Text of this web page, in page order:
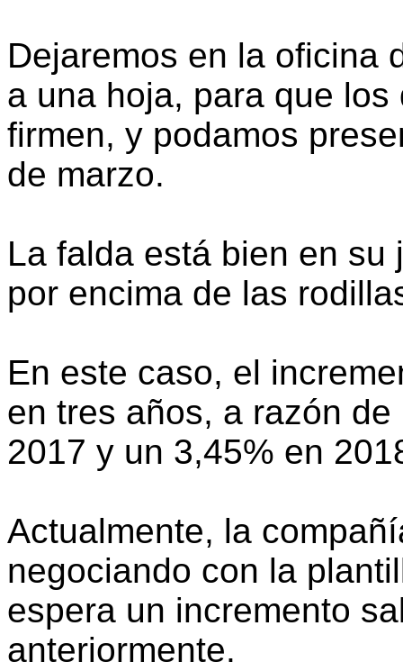
Dejaremos en la oficina
a una hoja, para que
firmen, y podamos
de marzo.
La falda está bien en su
por encima de las
En este caso, el
en tres años, a razón
2017 y un 3,45% en
Actualmente, la
negociando con la
espera un incremento
anteriormente.